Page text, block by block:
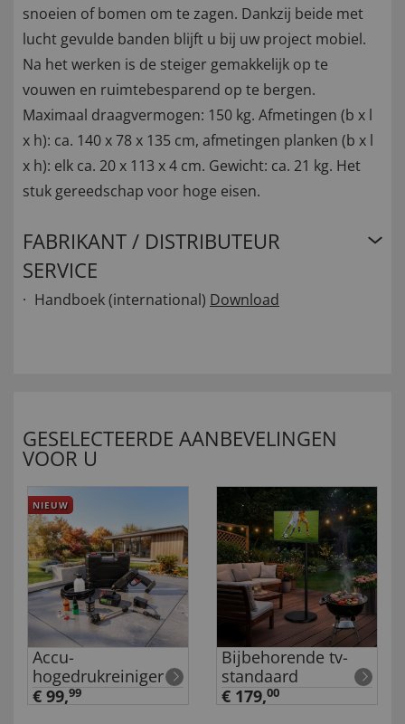
snoeien of bomen om te zagen. Dankzij beide met
lucht gevulde banden blijft u bij uw project mobiel.
Na het werken is de steiger gemakkelijk op te
vouwen en ruimtebesparend op te bergen.
Maximaal draagvermogen: 150 kg. Afmetingen (b x l
x h): ca. 140 x 78 x 135 cm, afmetingen planken (b x l
x h): elk ca. 20 x 113 x 4 cm. Gewicht: ca. 21 kg. Het
stuk gereedschap voor hoge eisen.
FABRIKANT / DISTRIBUTEUR
SERVICE
Handboek (international) Download
GESELECTEERDE AANBEVELINGEN
VOOR U
NIEUW
Accu-
hogedrukreiniger
€ 99,99
Bijbehorende tv-
standaard
€ 179,00